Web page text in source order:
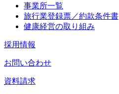
事業所一覧
旅行業登録票／約款条件書
健康経営の取り組み
採用情報
お問い合わせ
資料請求